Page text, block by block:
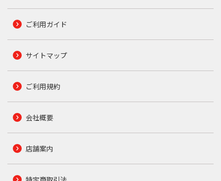
ご利用ガイド
サイトマップ
ご利用規約
会社概要
店舗案内